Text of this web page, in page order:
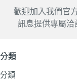
歡迎加入我們官
訊息提供專屬
分類
分類